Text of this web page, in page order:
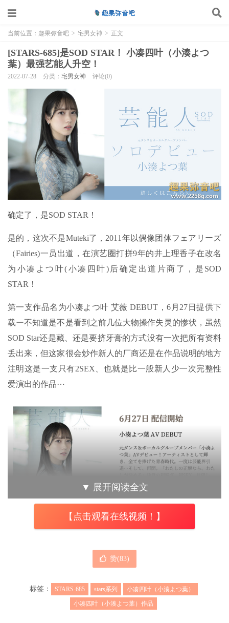
当前位置： 趣果弥音吧 > 宅男女神 > 正文
[STARS-685]是SOD STAR！ 小凑四叶（小湊よつ
葉）最强艺能人升空！
2022-07-28 分类： 宅男女神 评论(0)
确定了，是SOD STAR！
是的，这次不是Muteki了，2011年以偶像团体フェアリーズ
（Fairies)一员出道，在演艺圈打拼9年的井上理香子在改名
为小凑よつ叶(小凑四叶)后确定出道片商了，是SOD
STAR！
第一支作品名为小凑よつ叶 艾薇 DEBUT，6月27日提供下
载ー不知道是不是看到之前几位大物操作失灵的惨状，虽然
SOD Star还是藏、还是要挤牙膏的方式没有一次把所有资料
丢出来，但这家很会炒作新人的厂商还是在作品说明的地方
注明这是一支只有2SEX、也就是比一般新人少一次完整性
爱演出的作品⋯
▼ 展开阅读全文
【点击观看在线视频！】
赞(83)
标签： STARS-685 stars系列
小凑四叶（小湊よつ葉）
小凑四叶（小湊よつ葉）作品